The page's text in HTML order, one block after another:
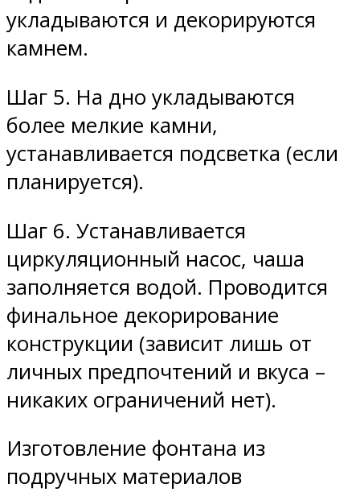
укладываются и декорируются
камнем.
Шаг 5. На дно укладываются
более мелкие камни,
устанавливается подсветка (если
планируется).
Шаг 6. Устанавливается
циркуляционный насос, чаша
заполняется водой. Проводится
финальное декорирование
конструкции (зависит лишь от
личных предпочтений и вкуса –
никаких ограничений нет).
Изготовление фонтана из
подручных материалов